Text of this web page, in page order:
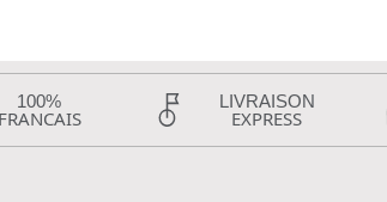
100%
FRANCAIS
LIVRAISON
EXPRESS